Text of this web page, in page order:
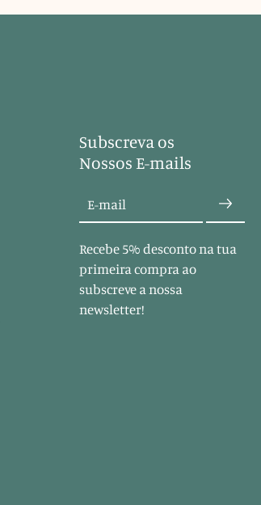
Subscreva os
Nossos E-mails
E-mail
Recebe 5% desconto na tua
primeira compra ao
subscreve a nossa
newsletter!